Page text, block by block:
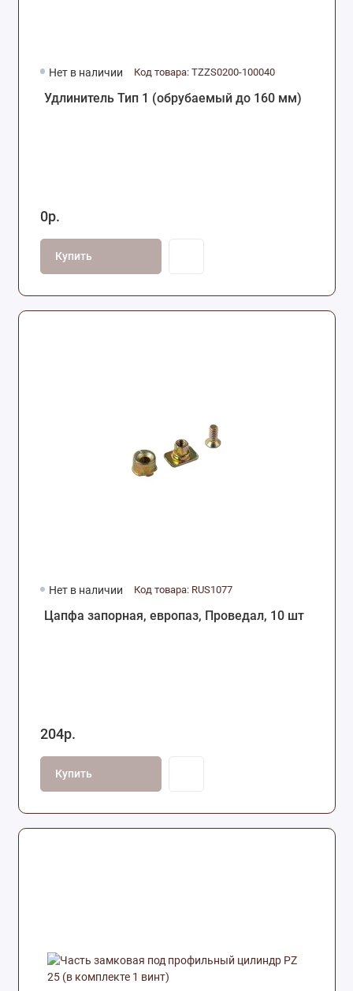
Нет в наличии Код товара: TZZS0200-100040
Удлинитель Тип 1 (обрубаемый до 160 мм)
0р.
Купить
Нет в наличии Код товара: RUS1077
Цапфа запорная, европаз, Проведал, 10 шт
204р.
Купить